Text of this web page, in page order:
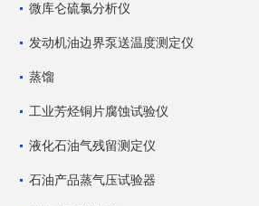
微库仑硫氯分析仪
发动机油边界泵送温度测定仪
蒸馏
工业芳烃铜片腐蚀试验仪
液化石油气残留测定仪
石油产品蒸气压试验器